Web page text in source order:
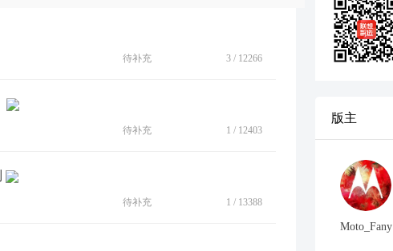
待补充 3 / 12266
待补充 1 / 12403
待补充 1 / 13388
版主
Moto_Fany